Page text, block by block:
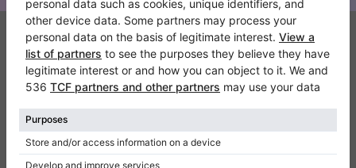
Klaviano
Kontakt
Über Uns